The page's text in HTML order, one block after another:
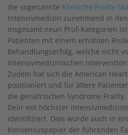
die sogenannte Klinische Frailty
Intensivmedizin zunehmend in den
insgesamt neun Prüf-Kategorien
Patienten mit einem erhöhten
Behandlungserfolg, welche nicht
intensivmedizinischen
Zudem hat sich die American
positioniert und für ältere
die geriatrischen Syndrome
Delir mit höchster
identifiziert. Dies wurde auch in
Konsensuspapier der führenden